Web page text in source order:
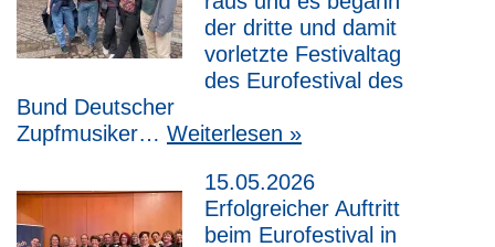
der dritte und damit
vorletzte Festivaltag
des Eurofestival des
Bund Deutscher
Zupfmusiker… Weiterlesen »
15.05.2026
Erfolgreicher Auftritt
beim Eurofestival in